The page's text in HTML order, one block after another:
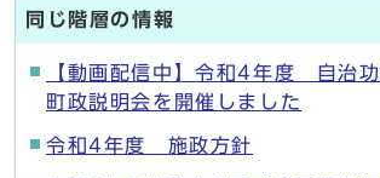
同じ階層の情報
【動画配信中】令和4年度 自治
町政説明会を開催しました
令和4年度 施政方針